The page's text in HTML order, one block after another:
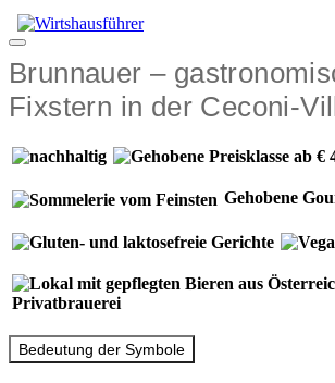
Zum
Inhalt
Menü
Brunnauer –
Fixstern in der Ceconi-
Gehobene
Bedeutung der Symbole